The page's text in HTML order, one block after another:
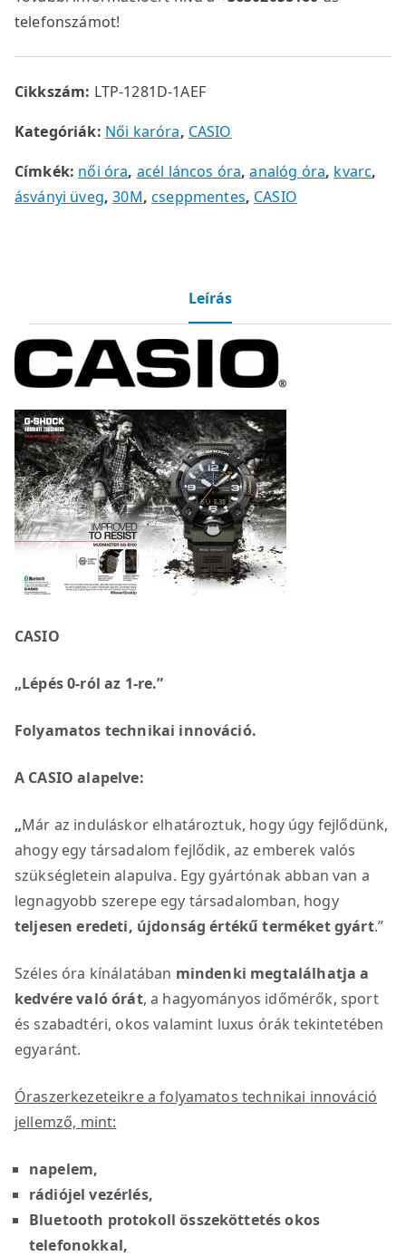
telefonszámot!
Cikkszám: LTP-1281D-1AEF
Kategóriák: Női karóra, CASIO
Címkék: női óra, acél láncos óra,analóg óra, kvarc,
ásványi üveg,30M,cseppmentes, CASIO
Leírás
CASIO
„Lépés 0-ról az 1-re.”
Folyamatos technikai innováció.
A CASIO alapelve:
„Már az induláskor elhatároztuk, hogy úgy fejlődünk,
ahogy egy társadalom fejlődik, az emberek valós
szükségletein alapulva. Egy gyártónak abban van a
legnagyobb szerepe egy társadalomban, hogy
teljesen eredeti, újdonság értékű terméket gyárt.”
Széles óra kínálatában mindenki megtalálhatja a
kedvére való órát, a hagyományos időmérők, sport
és szabadtéri, okos valamint luxus órák tekintetében
egyaránt.
Óraszerkezeteikre a folyamatos technikai innováció
jellemző, mint:
napelem,
rádiójel vezérlés,
Bluetooth protokoll összeköttetés okos
telefonokkal,